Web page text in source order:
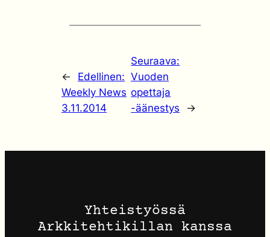
←
Edellinen:
Weekly News
3.11.2014
Seuraava:
Vuoden
opettaja
-äänestys
→
Yhteistyössä
Arkkitehtikillan kanssa